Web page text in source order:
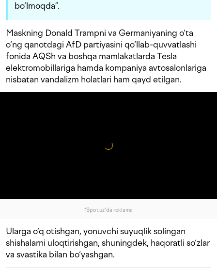
bo‘lmoqda”.
Maskning Donald Trampni va Germaniyaning o‘ta
o‘ng qanotdagi AfD partiyasini qo‘llab-quvvatlashi
fonida AQSh va boshqa mamlakatlarda Tesla
elektromobillariga hamda kompaniya avtosalonlariga
nisbatan vandalizm holatlari ham qayd etilgan.
"Spot.uz"da reklama
Ularga o‘q otishgan, yonuvchi suyuqlik solingan
shishalarni uloqtirishgan, shuningdek, haqoratli so‘zlar
va svastika bilan bo‘yashgan.